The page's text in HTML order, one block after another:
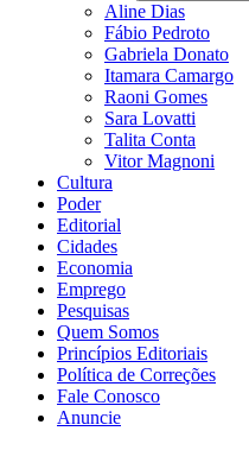
Aline Dias
Fábio Pedroto
Gabriela Donato
Itamara Camargo
Raoni Gomes
Sara Lovatti
Talita Conta
Vitor Magnoni
Cultura
Poder
Editorial
Cidades
Economia
Emprego
Pesquisas
Quem Somos
Princípios Editoriais
Política de Correções
Fale Conosco
Anuncie